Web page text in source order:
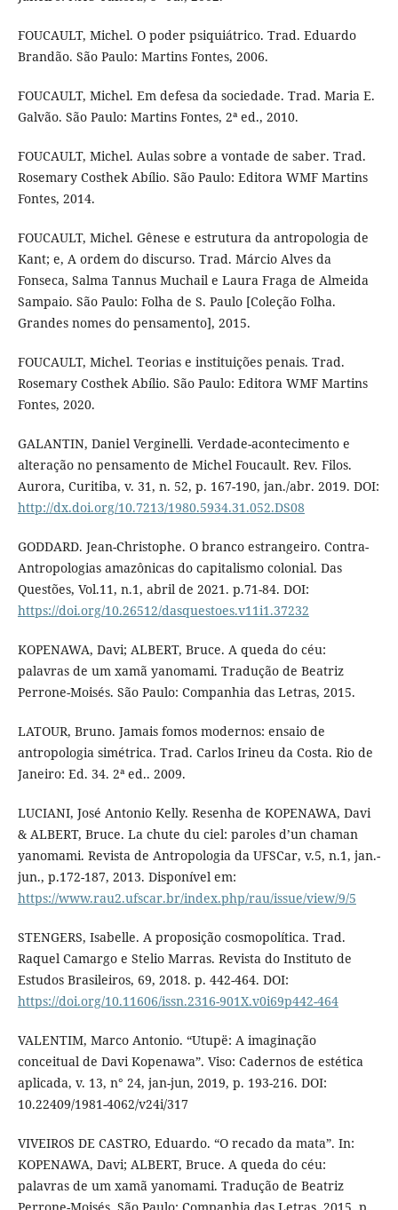
FOUCAULT, Michel. O poder psiquiátrico. Trad. Eduardo
Brandão. São Paulo: Martins Fontes, 2006.
FOUCAULT, Michel. Em defesa da sociedade. Trad. Maria E.
Galvão. São Paulo: Martins Fontes, 2ª ed., 2010.
FOUCAULT, Michel. Aulas sobre a vontade de saber. Trad.
Rosemary Costhek Abílio. São Paulo: Editora WMF Martins
Fontes, 2014.
FOUCAULT, Michel. Gênese e estrutura da antropologia de
Kant; e, A ordem do discurso. Trad. Márcio Alves da
Fonseca, Salma Tannus Muchail e Laura Fraga de Almeida
Sampaio. São Paulo: Folha de S. Paulo [Coleção Folha.
Grandes nomes do pensamento], 2015.
FOUCAULT, Michel. Teorias e instituições penais. Trad.
Rosemary Costhek Abílio. São Paulo: Editora WMF Martins
Fontes, 2020.
GALANTIN, Daniel Verginelli. Verdade-acontecimento e
alteração no pensamento de Michel Foucault. Rev. Filos.
Aurora, Curitiba, v. 31, n. 52, p. 167-190, jan./abr. 2019. DOI:
http://dx.doi.org/10.7213/1980.5934.31.052.DS08
GODDARD. Jean-Christophe. O branco estrangeiro. Contra-
Antropologias amazônicas do capitalismo colonial. Das
Questões, Vol.11, n.1, abril de 2021. p.71-84. DOI:
https://doi.org/10.26512/dasquestoes.v11i1.37232
KOPENAWA, Davi; ALBERT, Bruce. A queda do céu:
palavras de um xamã yanomami. Tradução de Beatriz
Perrone-Moisés. São Paulo: Companhia das Letras, 2015.
LATOUR, Bruno. Jamais fomos modernos: ensaio de
antropologia simétrica. Trad. Carlos Irineu da Costa. Rio de
Janeiro: Ed. 34. 2ª ed.. 2009.
LUCIANI, José Antonio Kelly. Resenha de KOPENAWA, Davi
& ALBERT, Bruce. La chute du ciel: paroles d’un chaman
yanomami. Revista de Antropologia da UFSCar, v.5, n.1, jan.-
jun., p.172-187, 2013. Disponível em:
https://www.rau2.ufscar.br/index.php/rau/issue/view/9/5
STENGERS, Isabelle. A proposição cosmopolítica. Trad.
Raquel Camargo e Stelio Marras. Revista do Instituto de
Estudos Brasileiros, 69, 2018. p. 442-464. DOI:
https://doi.org/10.11606/issn.2316-901X.v0i69p442-464
VALENTIM, Marco Antonio. “Utupë: A imaginação
conceitual de Davi Kopenawa”. Viso: Cadernos de estética
aplicada, v. 13, n° 24, jan-jun, 2019, p. 193-216. DOI:
10.22409/1981-4062/v24i/317
VIVEIROS DE CASTRO, Eduardo. “O recado da mata”. In:
KOPENAWA, Davi; ALBERT, Bruce. A queda do céu:
palavras de um xamã yanomami. Tradução de Beatriz